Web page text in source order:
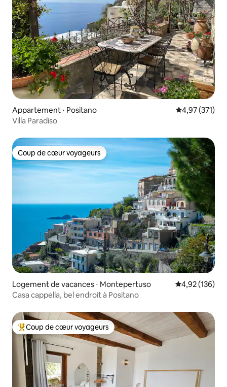
Appartement ⋅ Positano Évaluation
4,97 (371)
Villa Paradiso
Coup de cœur voyageurs
Coup de cœur voyageurs
Logement de vacances ⋅ Montepertuso Évaluation
4,92 (136)
Casa cappella, bel endroit à Positano
Coups de cœur voyageurs les plus appréciés
Coup de cœur voyageurs